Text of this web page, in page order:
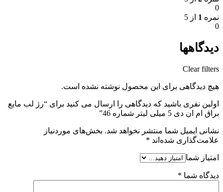
0
نمره 1 از 5
0
دیدگاهها
Clear filters
هیچ دیدگاهی برای این محصول نوشته نشده است.
اولین نفری باشید که دیدگاهی را ارسال می کنید برای “رژ لب مایع
براق ام ان دی 5 میلی لیتر شماره 46”
نشانی ایمیل شما منتشر نخواهد شد. بخش‌های موردنیاز
علامت‌گذاری شده‌اند *
امتیاز شما
دیدگاه شما *